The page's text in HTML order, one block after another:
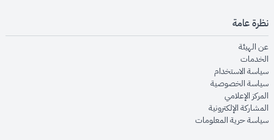
نظرة عامة
عن الهيئةopens in new window
الخدماتopens in new window
سياسة الاستخدام
سياسة الخصوصيةopens in new window
المركز الإعلاميopens in new window
المشاركة الإلكترونيةopens in new window
سياسة حرية المعلوماتopens in new window